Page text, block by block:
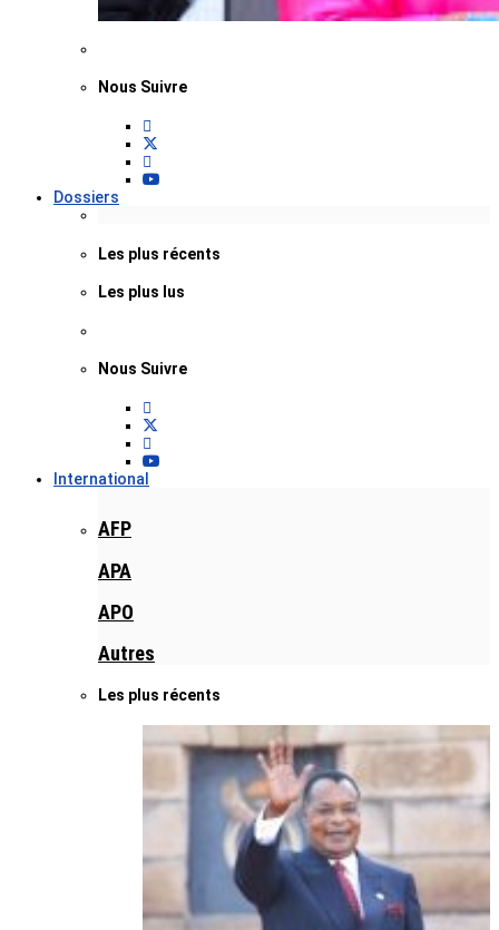
Nous Suivre
Dossiers
Les plus récents
Les plus lus
Nous Suivre
International
AFP
APA
APO
Autres
Les plus récents